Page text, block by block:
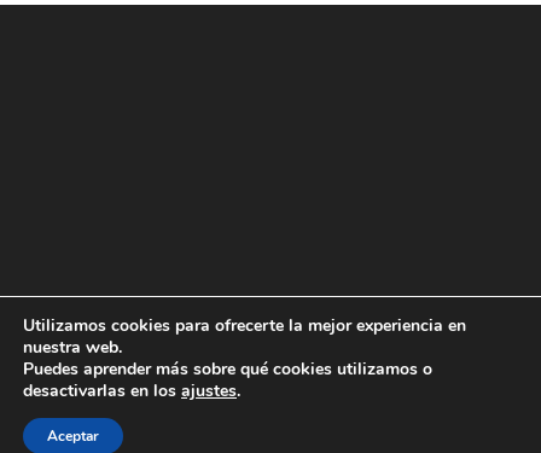
Designed with love byshowin
Condiciones Generales de la Venta
condiciones de uso
Utilizamos cookies para ofrecerte la mejor experiencia en
nuestra web.
Puedes aprender más sobre qué cookies utilizamos o
desactivarlas en los ajustes.
Aceptar